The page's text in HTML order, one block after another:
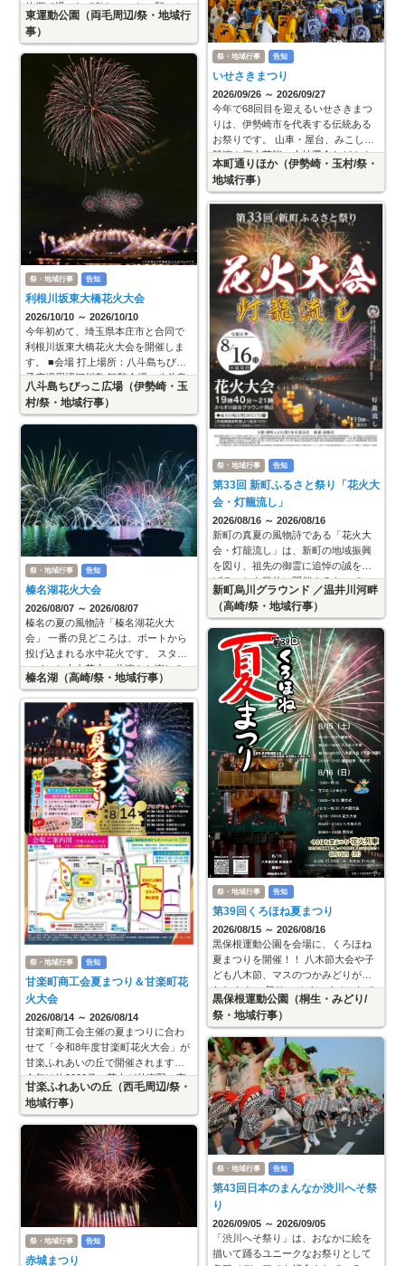
故郷で過ごして欲しい、との願いか
ら始められました。 ダム直下から打
上げられる花火は大好評で、毎年多
く
東運動公園（両毛周辺/祭・地域行
事）
祭・地域行事 告知
いせさきまつり
2026/09/26 ～ 2026/09/27
今年で68回目を迎えるいせさきまつ
りは、伊勢崎市を代表する伝統ある
お祭りです。 山車・屋台、みこしの
競演や郷土芸能、大抽選会などさま
ざまなイベントが行われ、会場とな
る本町通り周辺は多くの人で賑わい
ます
本町通りほか（伊勢崎・玉村/祭・
地域行事）
祭・地域行事 告知
利根川坂東大橋花火大会
2026/10/10 ～ 2026/10/10
今年初めて、埼玉県本庄市と合同で
利根川坂東大橋花火大会を開催しま
す。 ■会場 打上場所：八斗島ちびっ
子広場周辺河川敷 観覧会場：八斗島
ちびっ子広場(伊勢崎市)、利根川自由
広場及び周辺堤防(本庄市)
八斗島ちびっこ広場（伊勢崎・玉
村/祭・地域行事）
祭・地域行事 告知
第33回 新町ふるさと祭り「花火大
会・灯籠流し」
2026/08/16 ～ 2026/08/16
新町の真夏の風物詩である「花火大
会・灯籠流し」は、新町の地域振興
を図り、祖先の御霊に追悼の誠を捧
げることを目的に開催するもので
す。 見上げる夜空一面に広がる創作
花火を、臨場感とともにお楽しみく
ださい
新町烏川グラウンド ／温井川河畔
（高崎/祭・地域行事）
祭・地域行事 告知
榛名湖花火大会
2026/08/07 ～ 2026/08/07
榛名の夏の風物詩「榛名湖花火大
会」 一番の見どころは、ボートから
投げ込まれる水中花火です。 スター
マインと水中花火の共演をお楽しみ
ください。 また、会場周辺は外輪山
に囲まれているため、轟音は迫力満
榛名湖（高崎/祭・地域行事）
祭・地域行事 告知
第39回くろほね夏まつり
2026/08/15 ～ 2026/08/16
黒保根運動公園を会場に、くろほね
夏まつりを開催！！ 八木節大会や子
ども八木節、マスのつかみどりが行
われます。 祭りのメインイベントで
ある花火大会は、約1000発の花火を
黒保根運動公園（桐生・みどり/
祭・地域行事）
祭・地域行事 告知
甘楽町商工会夏まつり＆甘楽町花
火大会
2026/08/14 ～ 2026/08/14
甘楽町商工会主催の夏まつりに合わ
せて「令和8年度甘楽町花火大会」が
甘楽ふれあいの丘で開催されます。
今年は約2000発の花火が甘楽野の夜
空を彩りますのでご期待下さい。 ■
プログラム 16:00～ 商
甘楽ふれあいの丘（西毛周辺/祭・
地域行事）
祭・地域行事 告知
第43回日本のまんなか渋川へそ祭
り
2026/09/05 ～ 2026/09/05
「渋川へそ祭り」は、おなかに絵を
描いて踊るユニークなお祭りとして
祭・地域行事 告知
赤城まつり
祭・地域行事 告知
第2回総社大盆踊り大会
2026/08/29 ～ 2026/08/29
第2回総社大盆踊り大会 盆踊りと言っ
ても従来のモノだけでなくいろんな
ジャンルの曲で踊るオリジナルの盆
ダンス！これをみんなで踊って楽し
んじゃおうというイベントです！！
会場には地元野菜販売や物販ブース
前橋 総社公民館（総社市民センタ
ー）（前橋/祭・地域行事 ）